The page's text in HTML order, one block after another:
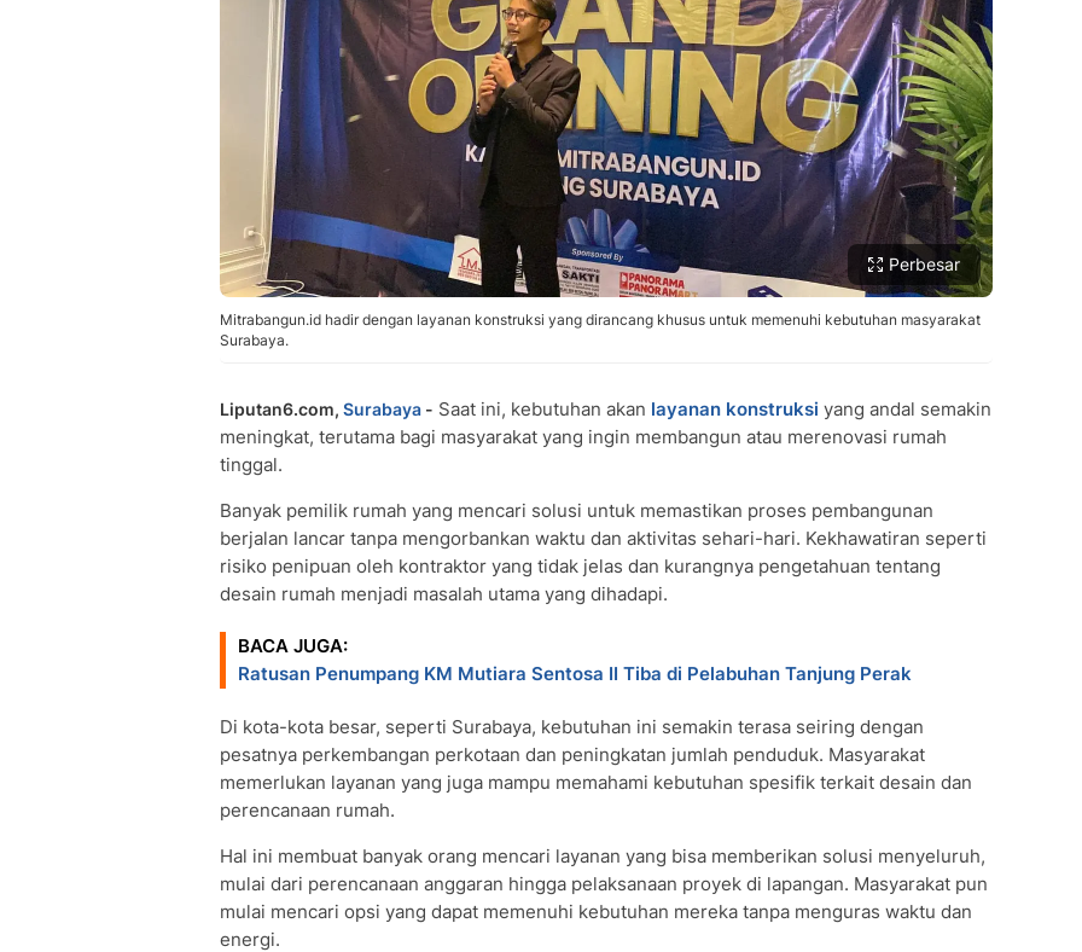
Perbesar
Mitrabangun.id hadir dengan layanan konstruksi yang dirancang khusus untuk memenuhi kebutuhan masyarakat
Surabaya.
Liputan6.com, Surabaya - Saat ini, kebutuhan akan layanan konstruksi yang andal semakin
meningkat, terutama bagi masyarakat yang ingin membangun atau merenovasi rumah
tinggal.
Banyak pemilik rumah yang mencari solusi untuk memastikan proses pembangunan
berjalan lancar tanpa mengorbankan waktu dan aktivitas sehari-hari. Kekhawatiran seperti
risiko penipuan oleh kontraktor yang tidak jelas dan kurangnya pengetahuan tentang
desain rumah menjadi masalah utama yang dihadapi.
BACA JUGA:
Ratusan Penumpang KM Mutiara Sentosa II Tiba di Pelabuhan Tanjung Perak
Di kota-kota besar, seperti Surabaya, kebutuhan ini semakin terasa seiring dengan
pesatnya perkembangan perkotaan dan peningkatan jumlah penduduk. Masyarakat
memerlukan layanan yang juga mampu memahami kebutuhan spesifik terkait desain dan
perencanaan rumah.
Hal ini membuat banyak orang mencari layanan yang bisa memberikan solusi menyeluruh,
mulai dari perencanaan anggaran hingga pelaksanaan proyek di lapangan. Masyarakat pun
mulai mencari opsi yang dapat memenuhi kebutuhan mereka tanpa menguras waktu dan
energi.